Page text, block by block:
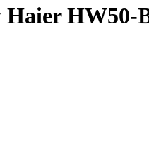
HW50-